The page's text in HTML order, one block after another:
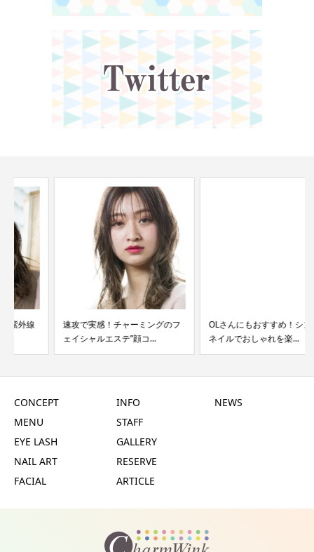
速攻で実感！チャーミングのフ
ェイシャルエステ”顔コ...
OLさんにもおすすめ！シンプル
ネイルでおしゃれを楽...
CONCEPT
MENU
EYE LASH
NAIL ART
FACIAL
INFO
STAFF
GALLERY
RESERVE
ARTICLE
NEWS